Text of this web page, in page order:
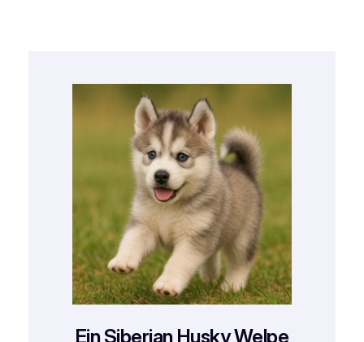
Ein Siberian Husky Welpe